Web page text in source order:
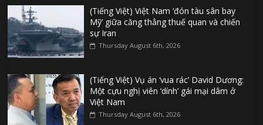
(Tiếng Việt) Việt Nam ‘đón tàu sân bay
Mỹ’ giữa căng thẳng thuế quan và chiến
sự Iran
Thursday August 6th, 2026
(Tiếng Việt) Vụ án ‘vua rác’ David Dương:
Một cựu nghị viên ‘dính’ gái mại dâm ở
Việt Nam
Thursday August 6th, 2026